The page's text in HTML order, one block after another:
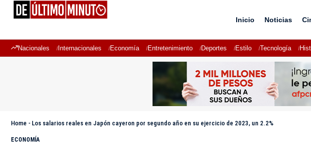
Inicio Noticias
Nacionales Internacionales Economía Entretenimiento Deportes Estilo Tecnología
Home - Los salarios reales en Japón cayeron por segundo año en su ejercicio de 2023, un 2.2%
ECONOMÍA